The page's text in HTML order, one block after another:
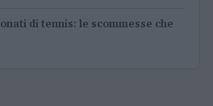
di tennis: le scommesse che